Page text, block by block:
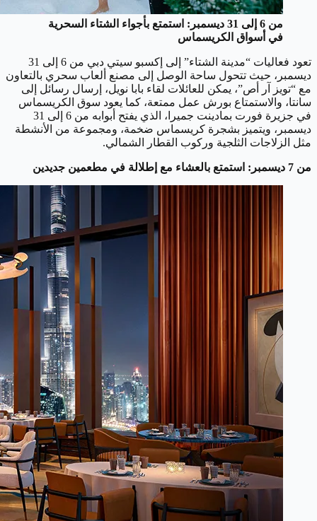
من 6 إلى 31 ديسمبر: استمتع بأجواء الشتاء السحرية
في أسواق الكريسماس
تعود فعاليات “مدينة الشتاء” إلى إكسبو سيتي دبي من 6 إلى 31
ديسمبر، حيث تتحول ساحة الوصل إلى مصنع ألعاب سحري بالتعاون
مع “تويز آر أص”، يمكن للعائلات لقاء بابا نويل، إرسال رسائل إلى
سانتا، والاستمتاع بورش عمل ممتعة، كما يعود سوق الكريسماس
في جزيرة فورت بمادينت جميرا، الذي يفتح أبوابه من 6 إلى 31
ديسمبر، ويتميز بشجرة كريسماس ضخمة، ومجموعة من الأنشطة
مثل الزلاجات الثلجية وركوب القطار الشمالي.
من 7 ديسمبر: استمتع بالعشاء مع إطلالة في مطعمين جديدين